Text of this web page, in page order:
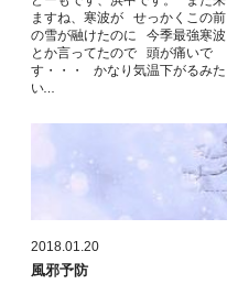
ますね、寒波が せっかくこの前
の雪が融けたのに 今季最強寒波
とか言ってたので 頭が痛いで
す・・・ かなり気温下がるみた
い…
2018.01.20
風邪予防